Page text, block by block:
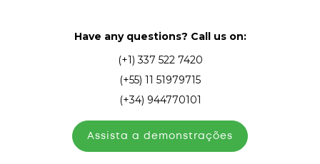
Have any questions? Call us on:
(+1) 337 522 7420
(+55) 11 51979715
(+34) 944770101
Assista а demonstrações